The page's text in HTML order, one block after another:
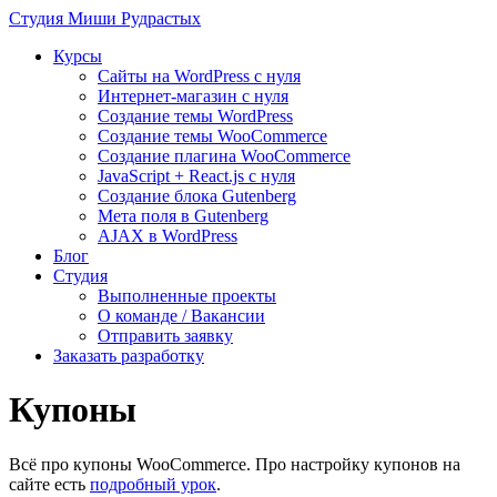
Студия Миши Рудрастых
Курсы
Сайты на WordPress с нуля
Интернет-магазин с нуля
Создание темы WordPress
Создание темы WooCommerce
Создание плагина WooCommerce
JavaScript + React.js с нуля
Создание блока Gutenberg
Мета поля в Gutenberg
AJAX в WordPress
Блог
Студия
Выполненные проекты
О команде / Вакансии
Отправить заявку
Заказать разработку
Купоны
Всё про купоны WooCommerce. Про настройку купонов на
сайте есть подробный урок.